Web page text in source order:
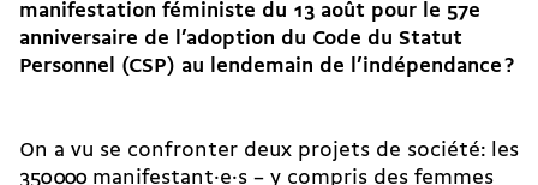
manifestation féministe du 13 août pour le 57e
anniversaire de l’adoption du Code du Statut
Personnel (CSP) au lendemain de l’indépendance?
On a vu se confronter deux projets de société: les
350 000 ma­ni­festant·e·s – y compris des femmes